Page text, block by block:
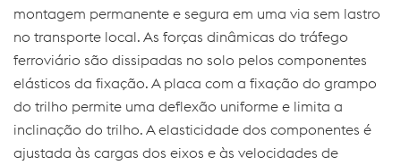
montagem permanente e segura em uma via sem lastro
no transporte local. As forças dinâmicas do tráfego
ferroviário são dissipadas no solo pelos componentes
elásticos da fixação. A placa com a fixação do grampo
do trilho permite uma deflexão uniforme e limita a
inclinação do trilho. A elasticidade dos componentes é
ajustada às cargas dos eixos e às velocidades de